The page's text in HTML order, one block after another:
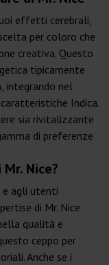
effetti cerebrali,
per coloro che
creativa. Questo
tipicamente
integrando nel
Indica.
sia rivitalizzante
di preferenze
Nice?
agli utenti
di Mr. Nice
qualità e
ceppo per
Anche se i